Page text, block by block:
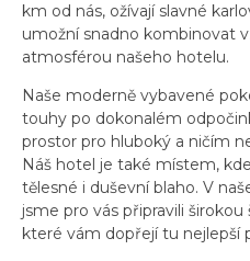
km od nás, ožívají slavné
umožní snadno kombinovat
atmosférou našeho hotelu.
Naše moderně vybavené
touhy po dokonalém
prostor pro hluboký a ničím
Náš hotel je také místem,
tělesné i duševní blaho. V
jsme pro vás připravili
které vám dopřejí tu nejlepší